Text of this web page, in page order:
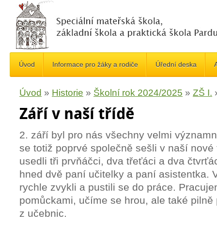
Úvod Informace pro žáky a rodiče Úřední deska
Úvod » Historie » Školní rok 2024/2025 » ZŠ I.
Září v naší třídě
2. září byl pro nás všechny velmi
se totiž poprvé společně sešli v naší
usedli tři prvňáčci, dva třeťáci a dva
hned dvě paní učitelky a paní asistentka.
rychle zvykli a pustili se do práce.
pomůckami, učíme se hrou, ale také
z učebnic.